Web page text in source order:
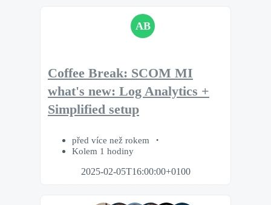
AB
Coffee Break: SCOM MI
what's new: Log Analytics +
Simplified setup
před více než rokem
Kolem 1 hodiny
2025-02-05T16:00:00+0100